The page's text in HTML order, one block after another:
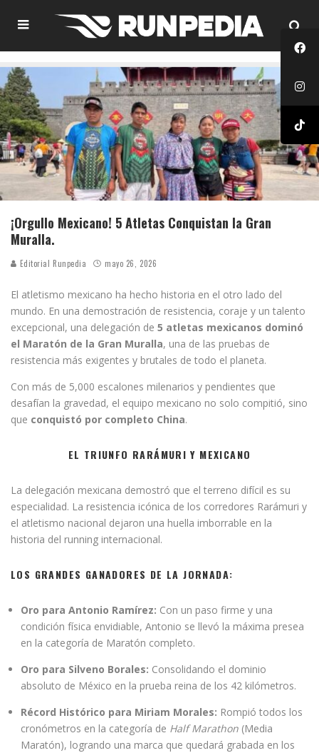
¡Orgullo Mexicano! 5 Atletas Conquistan la Gran
Muralla.
Editorial Runpedia mayo 26, 2026
El atletismo mexicano ha hecho historia en el otro lado del
mundo. En una demostración de resistencia, coraje y un talento
excepcional, una delegación de 5 atletas mexicanos dominó
el Maratón de la Gran Muralla, una de las pruebas de
resistencia más exigentes y brutales de todo el planeta.
Con más de 5,000 escalones milenarios y pendientes que
desafían la gravedad, el equipo mexicano no solo compitió, sino
que conquistó por completo China.
EL TRIUNFO RARÁMURI Y MEXICANO
La delegación mexicana demostró que el terreno difícil es su
especialidad. La resistencia icónica de los corredores Rarámuri y
el atletismo nacional dejaron una huella imborrable en la
historia del running internacional.
LOS GRANDES GANADORES DE LA JORNADA:
Oro para Antonio Ramírez: Con un paso firme y una
condición física envidiable, Antonio se llevó la máxima presea
en la categoría de Maratón completo.
Oro para Silveno Borales: Consolidando el dominio
absoluto de México en la prueba reina de los 42 kilómetros.
Récord Histórico para Miriam Morales: Rompió todos los
cronómetros en la categoría de Half Marathon (Media
Maratón), logrando una marca que quedará grabada en los